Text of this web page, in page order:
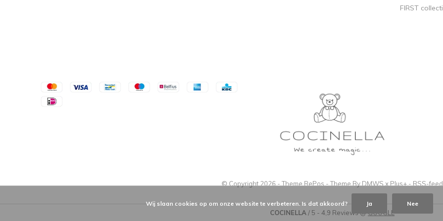
FIRST
© Copyright 2026 - Theme RePos - Theme By DMWS x Plus+ - RSS-feed
COCINELLA / 5 - 4,9 Reviews @GOOGLE
Wij slaan cookies op om onze website te verbeteren. Is dat akkoord? Ja Nee